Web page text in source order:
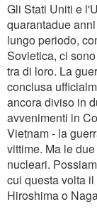
Gli Stati Uniti e
quarantadue
lungo periodo,
Sovietica, ci
tra di loro. La
conclusa
ancora diviso in
avvenimenti in
Vietnam - la
vittime. Ma le
nucleari.
cui questa volta
Hiroshima o